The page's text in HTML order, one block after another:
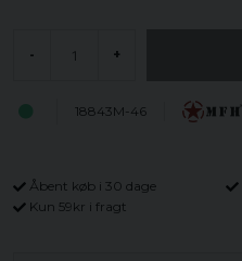
- +
18843M-46
Åbent køb i 30 dage
Kun 59kr i fragt